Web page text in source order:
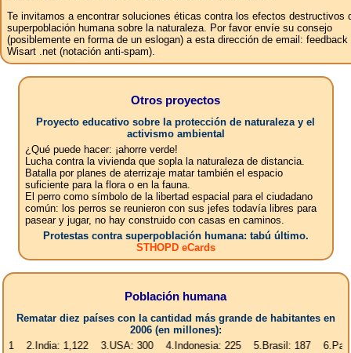
Te invitamos a encontrar soluciones éticas contra los efectos destructivos
superpoblación humana sobre la naturaleza. Por favor envíe su consejo
(posiblemente en forma de un eslogan) a esta dirección de email: feedback
Wisart .net (notación anti-spam).
Otros proyectos
Proyecto educativo sobre la protección de naturaleza y el
activismo ambiental
¿Qué puede hacer: ¡ahorre verde!
Lucha contra la vivienda que sopla la naturaleza de distancia.
Batalla por planes de aterrizaje matar también el espacio
suficiente para la flora o en la fauna.
El perro como símbolo de la libertad espacial para el ciudadano
común: los perros se reunieron con sus jefes todavía libres para
pasear y jugar, no hay construido con casas en caminos.
Protestas contra superpoblación humana: tabú último.
STHOPD eCards
Población humana
Rematar diez países con la cantidad más grande de habitantes en
2006 (en millones):
1,122 3.USA: 300 4.Indonesia: 225 5.Brasil: 187 6.Pakistan: